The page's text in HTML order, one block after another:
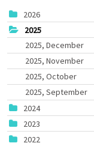
2026
2025
2025, December
2025, November
2025, October
2025, September
2024
2023
2022